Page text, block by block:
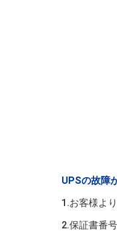
UPSの故障
1.お客様よ
2.保証書番